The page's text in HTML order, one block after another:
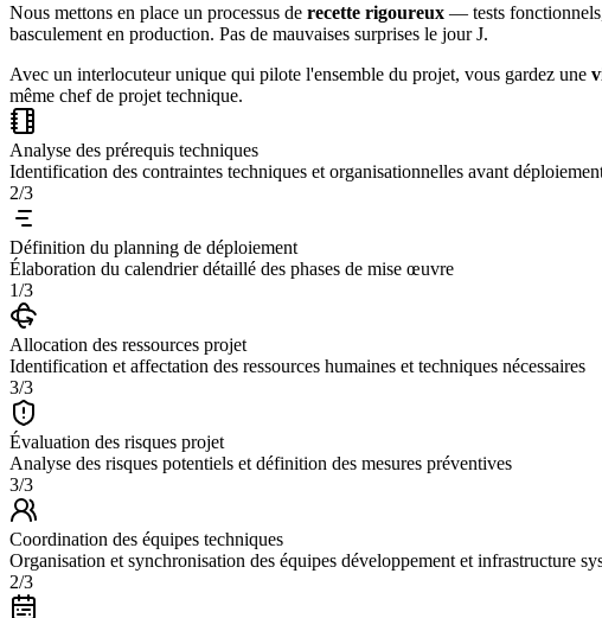
Nous mettons en place un processus de recette rigoureux — tests
basculement en production. Pas de mauvaises surprises le jour J.
Avec un interlocuteur unique qui pilote l'ensemble du projet, vous gardez une
même chef de projet technique.
Analyse des prérequis techniques
Identification des contraintes techniques et organisationnelles avant
2/3
Définition du planning de déploiement
Élaboration du calendrier détaillé des phases de mise œuvre
1/3
Allocation des ressources projet
Identification et affectation des ressources humaines et techniques nécessaires
3/3
Évaluation des risques projet
Analyse des risques potentiels et définition des mesures préventives
3/3
Coordination des équipes techniques
Organisation et synchronisation des équipes développement et infrastructure
2/3